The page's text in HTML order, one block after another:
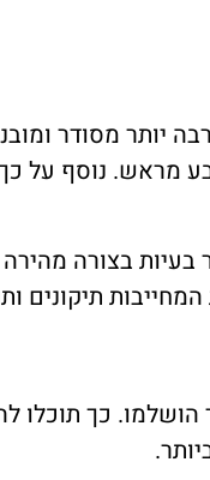
יותר מסודר
מראש. נוסף על
בצורה מהירה
תיקונים
כך תוכלו